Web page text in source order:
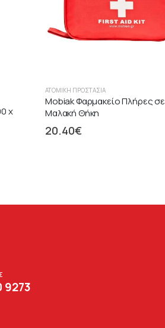
x
ΑΤΟΜΙΚΉ ΠΡΟΣΤΑΣΊΑ
Mobiak Φαρμακείο Πλήρες σε
Μαλακή Θήκη
20.40€
9273